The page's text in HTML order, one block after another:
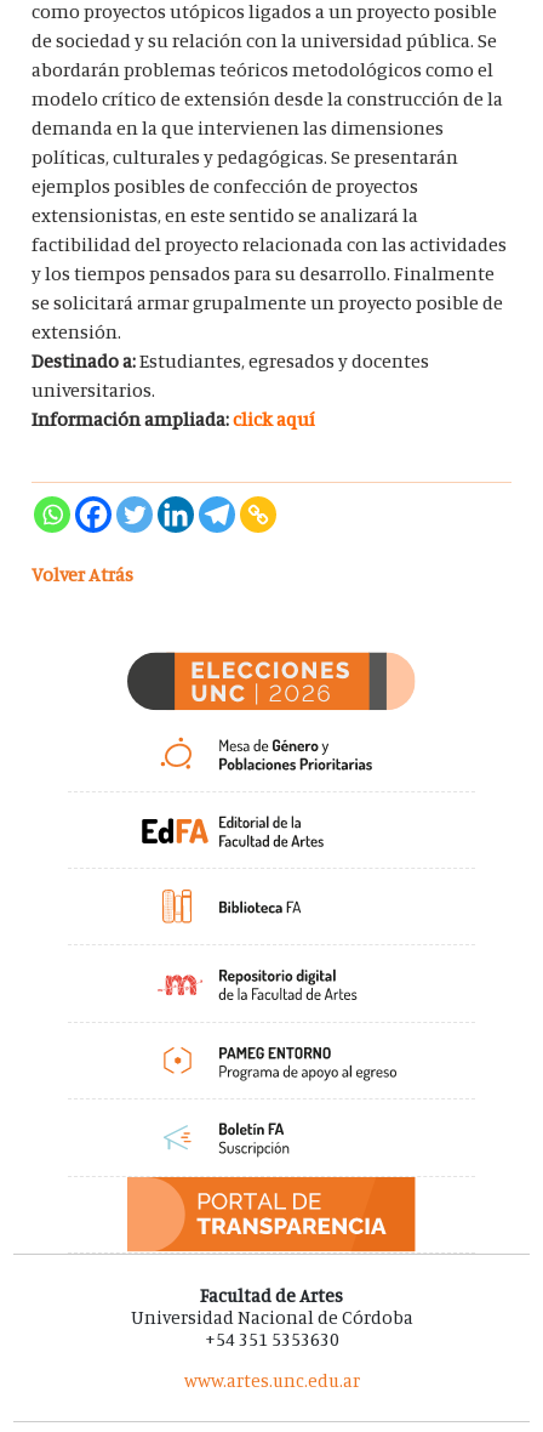
como proyectos utópicos ligados a un proyecto posible
de sociedad y su relación con la universidad pública. Se
abordarán problemas teóricos metodológicos como el
modelo crítico de extensión desde la construcción de la
demanda en la que intervienen las dimensiones
políticas, culturales y pedagógicas. Se presentarán
ejemplos posibles de confección de proyectos
extensionistas, en este sentido se analizará la
factibilidad del proyecto relacionada con las actividades
y los tiempos pensados para su desarrollo. Finalmente
se solicitará armar grupalmente un proyecto posible de
extensión.
Destinado a:Estudiantes, egresados y docentes
universitarios.
Información ampliada:click aquí
Volver Atrás
Facultad de Artes
Universidad Nacional de Córdoba
+54 351 5353630
www.artes.unc.edu.ar